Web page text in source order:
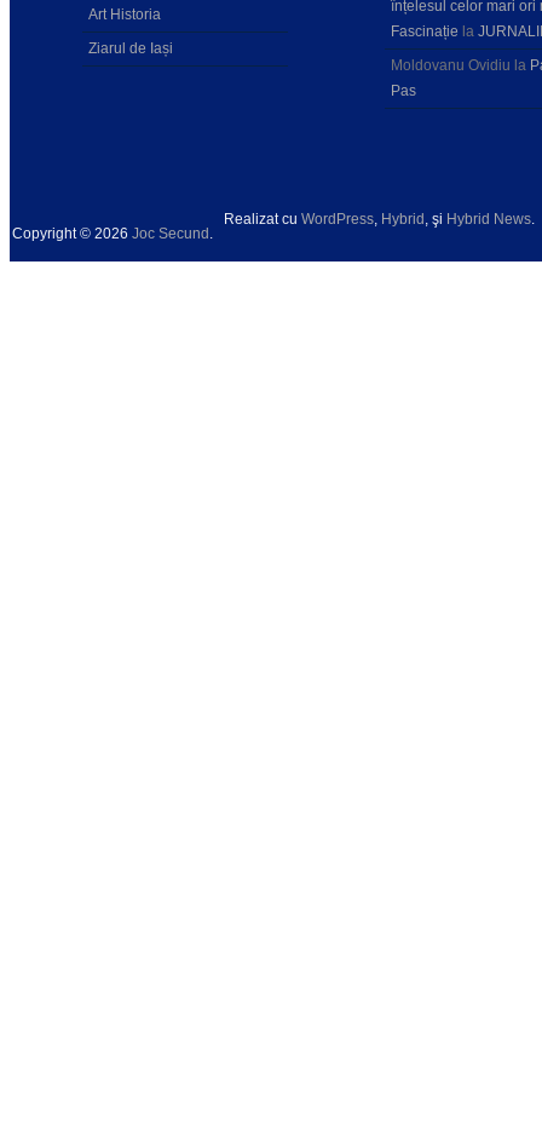
Art Historia
Ziarul de Iași
înțelesul celor mari ori
Fascinație la
Moldovanu Ovidiu la
Pas
Copyright © 2026 Joc Secund
Realizat cu WordPress Hybrid , şi Hybrid News